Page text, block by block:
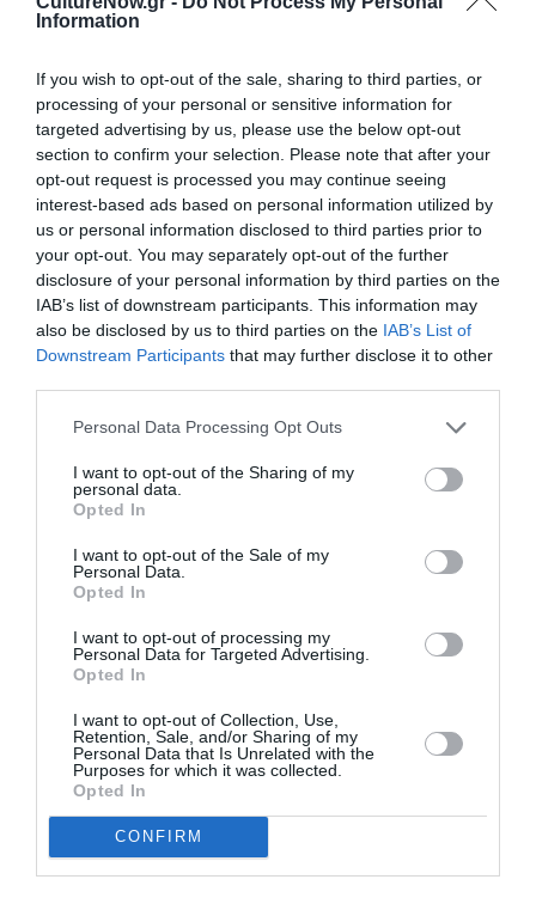
Information
If you wish to opt-out of the sale, sharing to third parties, or
processing of your personal or sensitive information for
targeted advertising by us, please use the below opt-out
section to confirm your selection. Please note that after your
opt-out request is processed you may continue seeing
interest-based ads based on personal information utilized by
us or personal information disclosed to third parties prior to
your opt-out. You may separately opt-out of the further
disclosure of your personal information by third parties on the
IAB’s list of downstream participants. This information may
also be disclosed by us to third parties on the IAB’s List of
Downstream Participants that may further disclose it to other
Personal Data Processing Opt Outs
I want to opt-out of the Sharing of my
personal data.
Opted In
I want to opt-out of the Sale of my
Personal Data.
Opted In
I want to opt-out of processing my
Personal Data for Targeted Advertising.
Opted In
I want to opt-out of Collection, Use,
Retention, Sale, and/or Sharing of my
Personal Data that Is Unrelated with the
Purposes for which it was collected.
Opted In
CONFIRM
και του ρόλου του σεξ στον ανθρώπινο ψυχισμό”. Ο
θεωρίες του και κυρίως στην “Κριτική του καθαρού
λόγου” την οποία και μελέτησε γιατί εκεί ο Καντ
άρθρωσε έναν λόγο ελκυστικό για τον νεαρό φιλόσοφο,
τον οποίο με την σειρά τους θα μνημονεύσουν και θα
χρησιμοποιήσουν τόσο ο Νίτσε όσο και ο Βιτγκενστάιν
αλλά και λογοτέχνες του 19ου αιώνα όπως ο Προυστ, ο
Μωπασάν, ο Ζολά και ο Κάφκα αποδεικνύοντας ακόμα
μία φορά πως λογοτεχνία και φιλοσοφία είναι δύο
έννοιες αλληλένδετες και διάγουν βίους παράλληλους.
ΜΗΝ ΧΑΣΕΙΣ!
«Ταϊβάν: Ημερολόγιο
Ταξιδιού»: Το φετινό Διεθνές
μυθιστόρημα του Κορνέλ
Γούλριτς
“Αγαπημένη τέχνη, πόσες ζοφερές ώρες,
όταν ήμουν βυθισμένος στα βάσανα της ζωής,
μου ζέστανες την καρδιά, μου έδωσες αγάπη
και με μετέφερες σε έναν καλύτερο κόσμο!”